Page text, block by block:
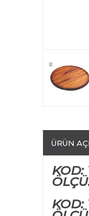
ÜRÜN
KOD:
KOD: